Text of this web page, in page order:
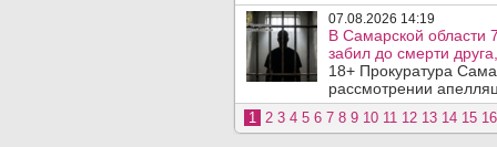
07.08.2026 14:19
В Самарской области
забил до смерти
18+ Прокуратура
рассмотрении
1 2 3 4 5 6 7 8 9 10 11 12 13 14 15 16